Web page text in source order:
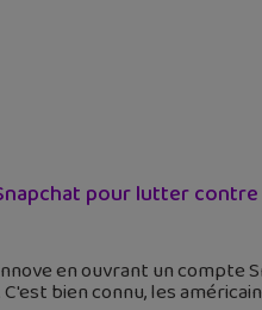
pour lutter
en ouvrant un
bien connu, les